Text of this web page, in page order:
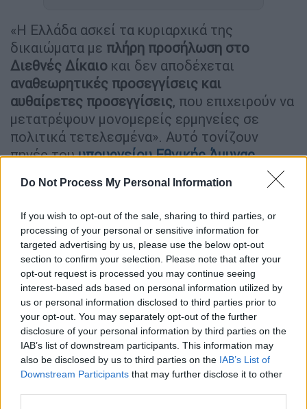
Do Not Process My Personal Information
If you wish to opt-out of the sale, sharing to third parties, or
processing of your personal or sensitive information for
targeted advertising by us, please use the below opt-out
section to confirm your selection. Please note that after your
opt-out request is processed you may continue seeing
interest-based ads based on personal information utilized by
us or personal information disclosed to third parties prior to
your opt-out. You may separately opt-out of the further
disclosure of your personal information by third parties on the
IAB’s list of downstream participants. This information may
also be disclosed by us to third parties on the IAB’s List of
Downstream Participants that may further disclose it to other
«Η Ελλάδα ασκεί τα κυριαρχικά της
δικαιώματα με πλήρη προσήλωση στο
Διεθνές Δίκαιο και δεν αποδέχεται
αναθεωρητικές προσεγγίσεις και
αυθαίρετες προσεγγίσεις, που επιχειρούν να
μετατρέψουν μονομερείς ερμηνείες σε
πολιτικά τετελεσμένα». Αυτό τονίζουν
πηγές τουυπουργείου Εθνικής Άμυνας
σχετικά με τοποθετήσεις προερχόμενες από
την τουρκική πλευρά.
ΔΙΑΒΑΣΤΕ ΕΠΙΣΗΣ
Κόσμος25.05.2026 11:34
Τουρκία: Το πραξικόπημα Ερντογάν
για την ηγεσία της αντιπολίτευσης,
τα επεισόδια και ο διωγμός Οζέλ
Κόσμος 27.05.2026 14:32
«Ο τύραννος θα πάρει το μάθημα που
του αξίζει» - Νέα επίθεση Ερντογάν